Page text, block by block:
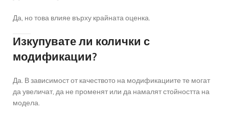
Да, но това влияе върху крайната оценка.
Изкупувате ли колички с
модификации?
Да. В зависимост от качеството на модификациите те могат
да увеличат, да не променят или да намалят стойността на
модела.